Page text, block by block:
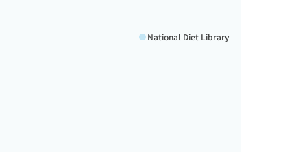
National Diet Library